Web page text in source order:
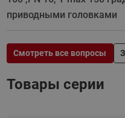
приводными головками
Смотреть все вопросы
Товары серии